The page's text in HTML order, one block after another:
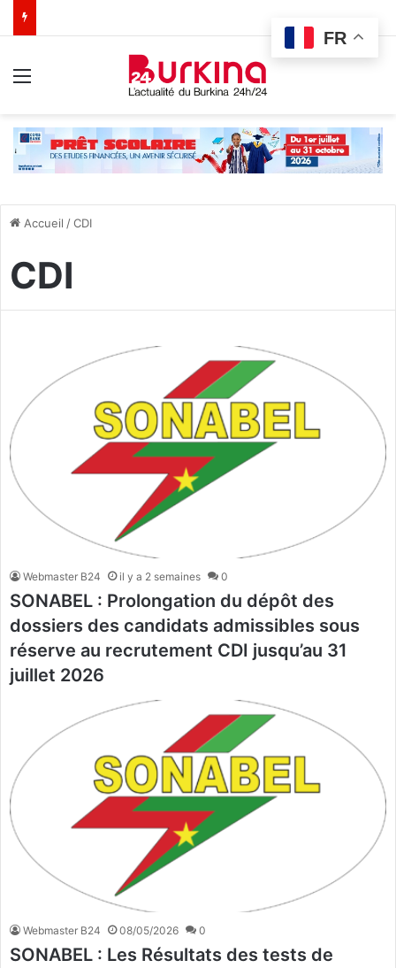
Accueil /CDI
CDI
Webmaster B24 il y a 2 semaines 0
SONABEL : Prolongation du dépôt des
dossiers des candidats admissibles sous
réserve au recrutement CDI jusqu’au 31
juillet 2026
Webmaster B24 08/05/2026 0
SONABEL : Les Résultats des tests de
FR